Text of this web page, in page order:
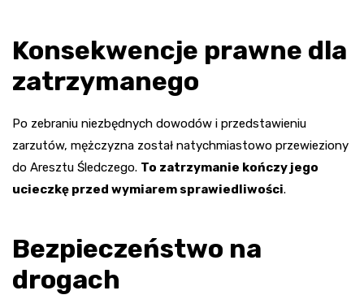
Konsekwencje prawne dla
zatrzymanego
Po zebraniu niezbędnych dowodów i przedstawieniu
zarzutów, mężczyzna został natychmiastowo przewieziony
do Aresztu Śledczego. To zatrzymanie kończy jego
ucieczkę przed wymiarem sprawiedliwości.
Bezpieczeństwo na
drogach